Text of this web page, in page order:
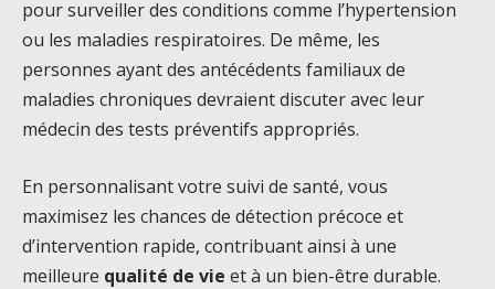
pour surveiller des conditions comme l’hypertension
ou les maladies respiratoires. De même, les
personnes ayant des antécédents familiaux de
maladies chroniques devraient discuter avec leur
médecin des tests préventifs appropriés.
En personnalisant votre suivi de santé, vous
maximisez les chances de détection précoce et
d’intervention rapide, contribuant ainsi à une
meilleure qualité de vie et à un bien-être durable.